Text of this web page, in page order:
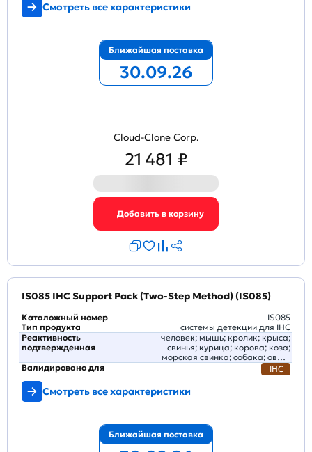
Смотреть все характеристики
Ближайшая поставка
30.09.26
Cloud-Clone Corp.
21 481 ₽
IS085 IHC Support Pack (Two-Step Method) (IS085)
Каталожный номер
IS085
Тип продукта
системы детекции для IHC
Реактивность
подтвержденная
человек; мышь; кролик; крыса;
свинья; курица; корова; коза;
морская свинка; собака; овца;
кошка; лошадь
Валидировано для IHC
Смотреть все характеристики
Ближайшая поставка